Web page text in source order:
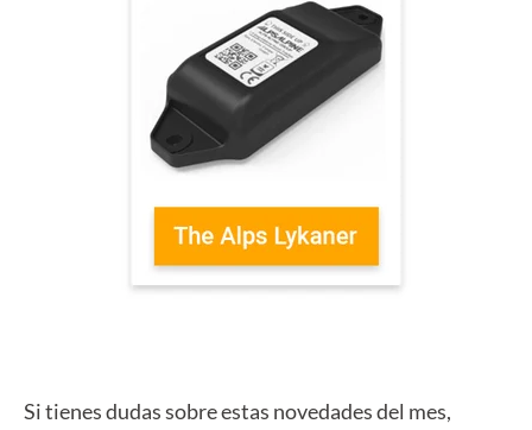
Si tienes dudas sobre estas novedades del mes,